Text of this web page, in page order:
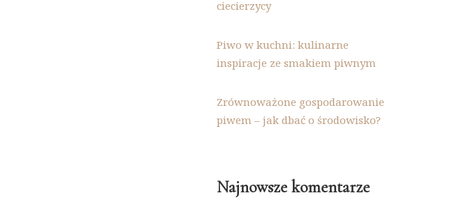
ciecierzycy
Piwo w kuchni: kulinarne
inspiracje ze smakiem piwnym
Zrównoważone gospodarowanie
piwem – jak dbać o środowisko?
Najnowsze komentarze